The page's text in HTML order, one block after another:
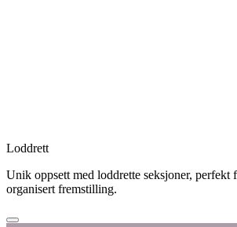
Loddrett
Unik oppsett med loddrette seksjoner, perfekt
organisert fremstilling.